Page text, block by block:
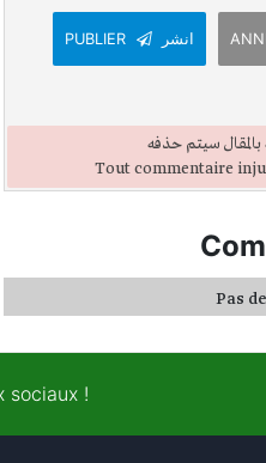
PUBLIER انشر
سيتم حذفه
Tout commentaire
sociaux !